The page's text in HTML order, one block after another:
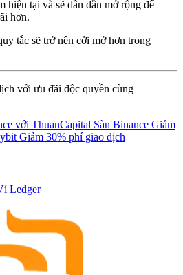
hiện tại và sẽ dần dần mở rộng để
hơn.
tắc sẽ trở nên cởi mở hơn trong
với ưu đãi độc quyền cùng
Sàn Binance Giảm
Giảm 30% phí giao dịch
Ledger